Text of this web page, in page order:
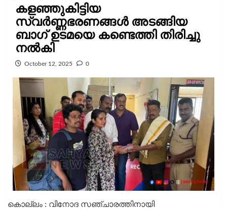
കളഞ്ഞുകിട്ടിയ
സ്വർണ്ണഭരണങ്ങൾ അടങ്ങിയ
ബാഗ് ഉടമയെ കണ്ടെത്തി തിരിച്ചു
നൽകി
October 12, 2025 0
കൊല്ലം : വിനോദ സഞ്ചാരത്തിനായി